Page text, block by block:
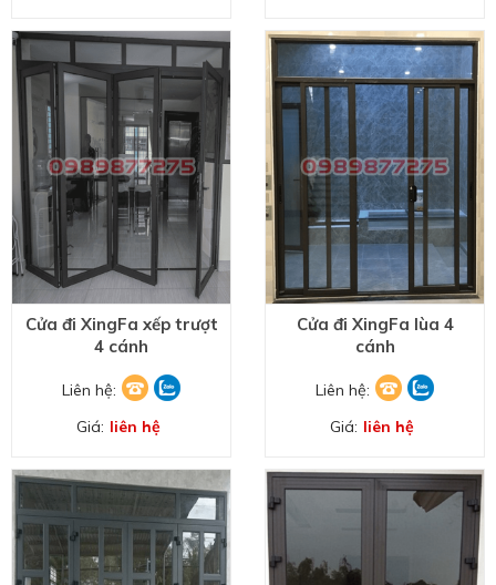
Cửa đi XingFa xếp trượt
4 cánh
Liên hệ:
Giá: liên hệ
Cửa đi XingFa lùa 4
cánh
Liên hệ:
Giá: liên hệ